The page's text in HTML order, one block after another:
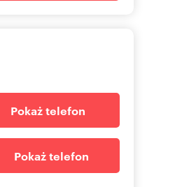
Pokaż telefon
Pokaż telefon